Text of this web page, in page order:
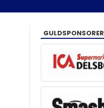
GULDSPONSORER